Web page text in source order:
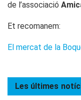
de l’associació
Et recomanem:
El mercat de la
Les últimes